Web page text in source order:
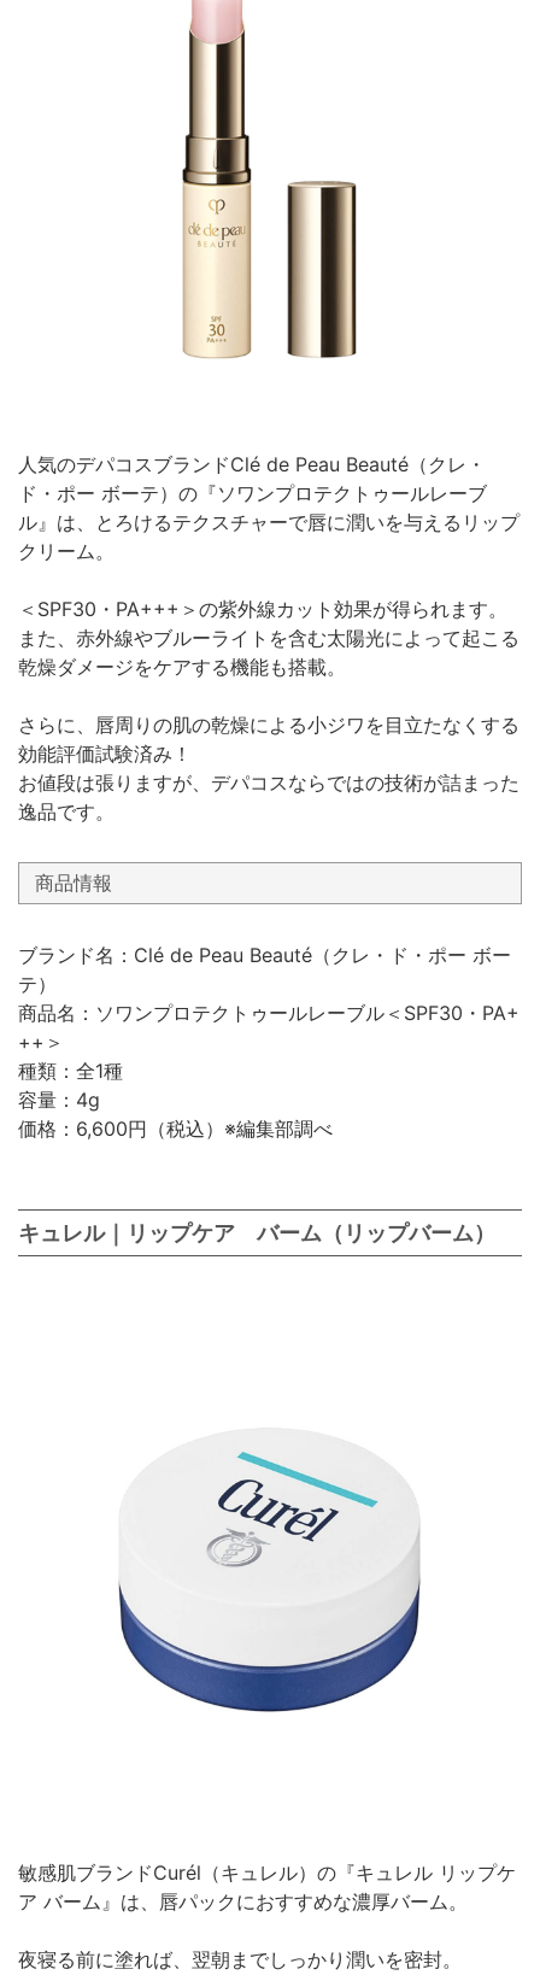
人気のデパコスブランドClé de Peau Beauté（クレ・
ド・ポー ボーテ）の『ソワンプロテクトゥールレーブ
ル』は、とろけるテクスチャーで唇に潤いを与えるリップ
クリーム。
＜SPF30・PA+++＞の紫外線カット効果が得られます。
また、赤外線やブルーライトを含む太陽光によって起こる
乾燥ダメージをケアする機能も搭載。
さらに、唇周りの肌の乾燥による小ジワを目立たなくする
効能評価試験済み！
お値段は張りますが、デパコスならではの技術が詰まった
逸品です。
商品情報
ブランド名：Clé de Peau Beauté（クレ・ド・ポー ボー
テ）
商品名：ソワンプロテクトゥールレーブル＜SPF30・PA+
++＞
種類：全1種
容量：4g
価格：6,600円（税込）※編集部調べ
キュレル｜リップケア バーム（リップバーム）
敏感肌ブランドCurél（キュレル）の『キュレル リップケ
ア バーム』は、唇パックにおすすめな濃厚バーム。
夜寝る前に塗れば、翌朝までしっかり潤いを密封。